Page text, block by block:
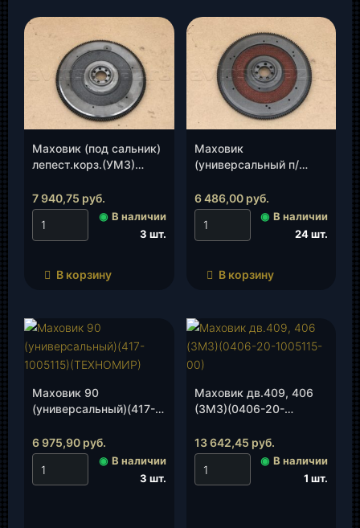
Маховик (под сальник)
лепест.корз.(УМЗ)
7 940,75 руб.
◉ В наличии
3 шт.
В корзину
Маховик
(универсальный п/
20)(ТЕХНОМИР), шт.
6 486,00 руб.
◉ В наличии
24 шт.
В корзину
Маховик 90
(универсальный)(417-
шт.
6 975,90 руб.
◉ В наличии
3 шт.
Маховик дв.409, 406
(ЗМЗ)(0406-20-
13 642,45 руб.
◉ В наличии
1 шт.